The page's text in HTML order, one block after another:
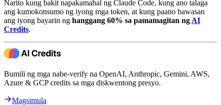
Narito kung bakit napakamahal ng Claude Code, kung ano talaga
ang kumokonsumo ng iyong mga token, at kung paano bawasan
ang iyong bayarin ng hanggang 60% sa pamamagitan ng AI
Credits.
Bumili ng mga nabe-verify na OpenAI, Anthropic, Gemini, AWS,
Azure & GCP credits sa mga diskwentong presyo.
Magsimula